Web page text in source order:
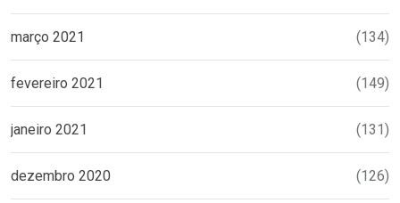
março 2021 (134)
fevereiro 2021 (149)
janeiro 2021 (131)
dezembro 2020 (126)